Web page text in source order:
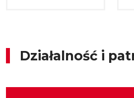
Działalność i